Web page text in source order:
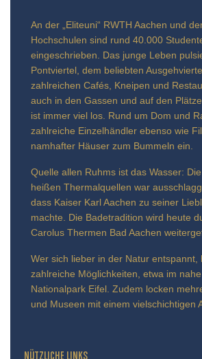
An der „Eliteuni“ RWTH Aachen und
Hochschulen sind rund 40.000
eingeschrieben. Das junge Leben
Pontviertel, dem beliebten
zahlreichen Cafés, Kneipen und
auch in den Gassen und auf den
ist immer viel los. Rund um Dom und
zahlreiche Einzelhändler ebenso wie
namhafter Häuser zum Bummeln ein.
Quelle allen Ruhms ist das Wasser:
heißen Thermalquellen war
dass Kaiser Karl Aachen zu seiner
machte. Die Badetradition wird heute
Carolus Thermen Bad Aachen
Wer sich lieber in der Natur entspannt,
zahlreiche Möglichkeiten, etwa im
Nationalpark Eifel. Zudem locken
und Museen mit einem vielschichtigen
NÜTZLICHE LINKS